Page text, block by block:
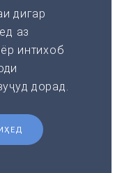
дигар
аз
интихоб
дорад.